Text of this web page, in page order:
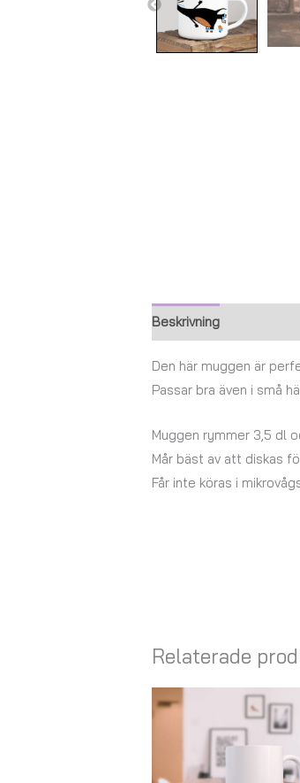
Beskrivning
Den här muggen är
Passar bra även i små
Muggen rymmer 3,5 dl
Mår bäst av att diskas
Får inte köras i
Relaterade